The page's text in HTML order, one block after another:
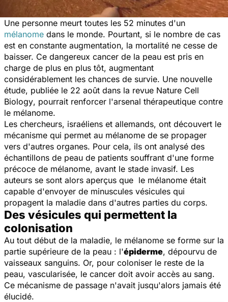
Une personne meurt toutes les 52 minutes d'un
mélanome dans le monde. Pourtant, si le nombre de cas
est en constante augmentation, la mortalité ne cesse de
baisser. Ce dangereux cancer de la peau est pris en
charge de plus en plus tôt, augmentant
considérablement les chances de survie. Une nouvelle
étude, publiée le 22 août dans la revue Nature Cell
Biology, pourrait renforcer l'arsenal thérapeutique contre
le mélanome.
Les chercheurs, israéliens et allemands, ont découvert le
mécanisme qui permet au mélanome de se propager
vers d'autres organes. Pour cela, ils ont analysé des
échantillons de peau de patients souffrant d'une forme
précoce de mélanome, avant le stade invasif. Les
auteurs se sont alors aperçus que le mélanome était
capable d'envoyer de minuscules vésicules qui
propagent la maladie dans d'autres parties du corps.
Des vésicules qui permettent la
colonisation
Au tout début de la maladie, le mélanome se forme sur la
partie supérieure de la peau : l'épiderme, dépourvu de
vaisseaux sanguins. Or, pour coloniser le reste de la
peau, vascularisée, le cancer doit avoir accès au sang.
Ce mécanisme de passage n'avait jusqu'alors jamais été
élucidé.